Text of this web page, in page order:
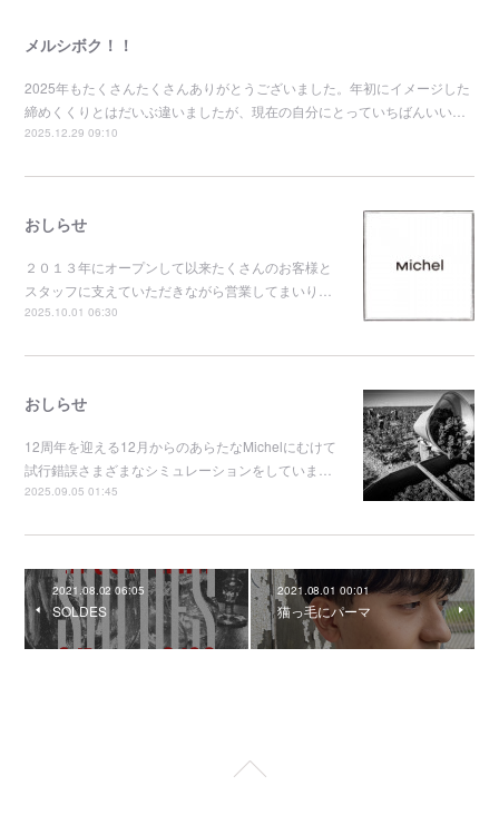
メルシボク！！
2025年もたくさんたくさんありがとうございました。年初にイメージした
締めくくりとはだいぶ違いましたが、現在の自分にとっていちばんいい…
2025.12.29 09:10
おしらせ
２０１３年にオープンして以来たくさんのお客様と
スタッフに支えていただきながら営業してまいり…
2025.10.01 06:30
おしらせ
12周年を迎える12月からのあらたなMichelにむけて
試行錯誤さまざまなシミュレーションをしていま…
2025.09.05 01:45
2021.08.02 06:05
SOLDES
2021.08.01 00:01
猫っ毛にパーマ